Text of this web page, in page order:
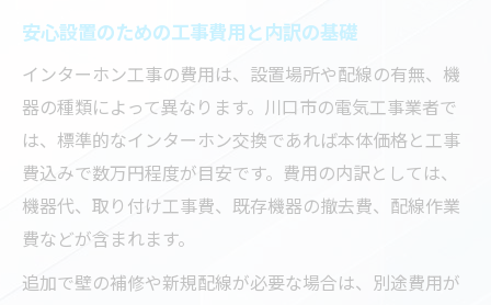
安心設置のための工事費用と内訳の基礎
インターホン工事の費用は、設置場所や配線の有無、機
器の種類によって異なります。川口市の電気工事業者で
は、標準的なインターホン交換であれば本体価格と工事
費込みで数万円程度が目安です。費用の内訳としては、
機器代、取り付け工事費、既存機器の撤去費、配線作業
費などが含まれます。
追加で壁の補修や新規配線が必要な場合は、別途費用が